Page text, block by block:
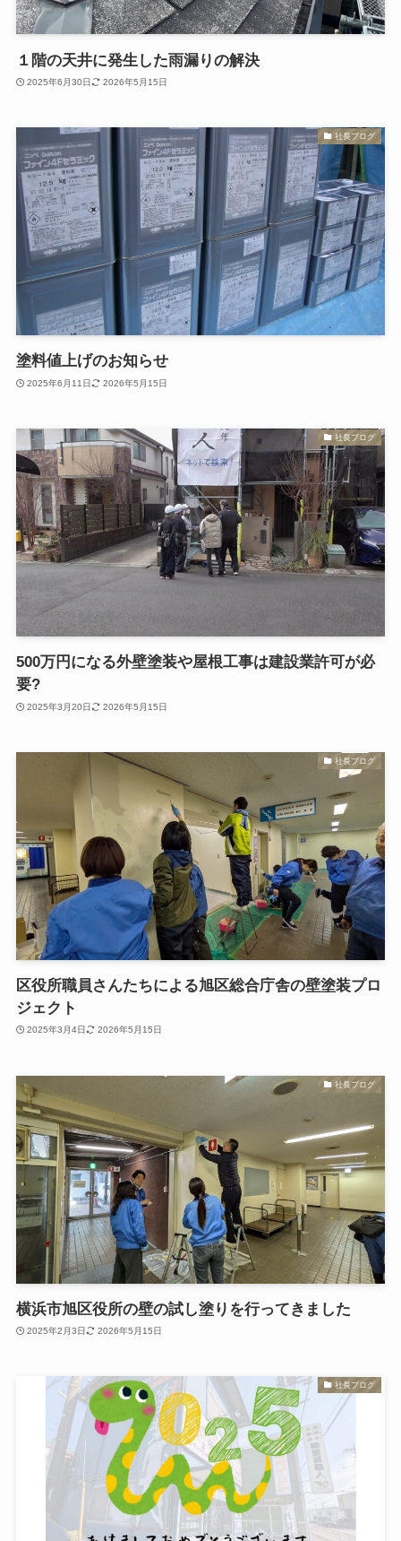
１階の天井に発生した雨漏りの解決
2025年6月30日 2026年5月15日
社長ブログ
塗料値上げのお知らせ
2025年6月11日 2026年5月15日
社長ブログ
500万円になる外壁塗装や屋根工事は建設業許可が必
要?
2025年3月20日 2026年5月15日
社長ブログ
区役所職員さんたちによる旭区総合庁舎の壁塗装プロ
ジェクト
2025年3月4日 2026年5月15日
社長ブログ
横浜市旭区役所の壁の試し塗りを行ってきました
2025年2月3日 2026年5月15日
社長ブログ